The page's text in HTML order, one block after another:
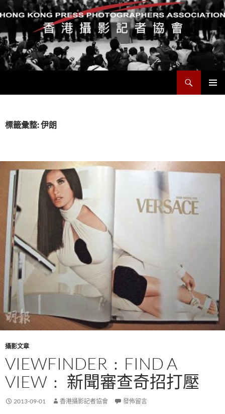
要
標籤彙整: 伊朗
攝影文章
VIEWFINDER﹕FIND A
VIEW﹕ 新聞審查奇招打壓
2013-09-01 香港攝影記者協會 發佈留言